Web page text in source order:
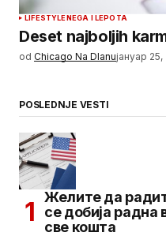
LIFESTYLENEGA I LEPOTA
Deset najboljih
od Chicago Na Dlanuјануар
POSLEDNJE VESTI
Желите да
се добија радна
све кошта